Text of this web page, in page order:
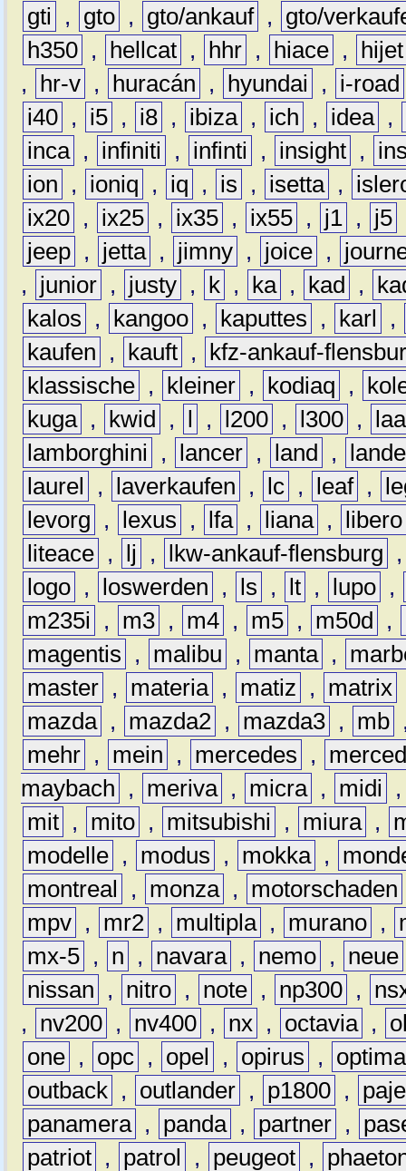
gti
, gto , gto/ankauf ,
gto/
h350 , hellcat , hhr , hiace ,
hijet
,
hr-v , huracán , hyundai ,
i-road
i40 , i5 , i8 , ibiza , ich , idea ,
inca , infiniti , infinti , insight ,
ion
, ioniq , iq , is , isetta ,
ix20 , ix25 , ix35 , ix55 , j1 , j5
jeep , jetta , jimny , joice ,
,
junior , justy , k , ka , kad ,
kalos
, kangoo , kaputtes , karl
,
kaufen
, kauft ,
kfz-ankauf-
klassische , kleiner , kodiaq ,
kuga , kwid , l , l200 , l300 ,
lamborghini
, lancer , land ,
laurel
, laverkaufen , lc , leaf ,
levorg
, lexus , lfa , liana ,
libero
liteace , lj , lkw-ankauf-flensburg
logo , loswerden , ls , lt , lupo ,
m235i
, m3 , m4 , m5 , m50d ,
magentis
, malibu , manta ,
master , materia , matiz , matrix
mazda , mazda2 , mazda3 , mb
mehr , mein , mercedes ,
maybach
, meriva , micra , midi
mit , mito , mitsubishi , miura ,
modelle , modus , mokka ,
montreal
, monza , motorschaden
mpv , mr2 , multipla , murano ,
mx-5 , n , navara , nemo , neue
nissan
, nitro , note , np300 ,
,
nv200 , nv400 , nx , octavia ,
one , opc , opel , opirus ,
optima
outback , outlander , p1800 ,
panamera , panda , partner ,
patriot , patrol , peugeot ,